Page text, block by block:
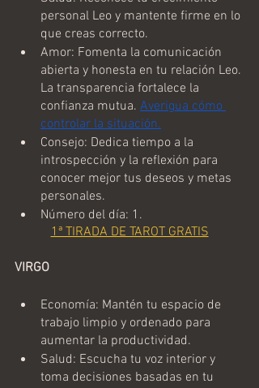
personal Leo y mantente firme en lo
que creas correcto.
Amor: Fomenta la comunicación
abierta y honesta en tu relación Leo.
La transparencia fortalece la
confianza mutua. Averigua cómo
controlar la situación.
Consejo: Dedica tiempo a la
introspección y la reflexión para
conocer mejor tus deseos y metas
personales.
Número del día: 1.
1ª TIRADA DE TAROT GRATIS
VIRGO
Economía: Mantén tu espacio de
trabajo limpio y ordenado para
aumentar la productividad.
Salud: Escucha tu voz interior y
toma decisiones basadas en tu